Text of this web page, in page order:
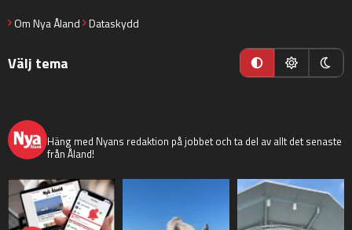
Om Nya Åland Dataskydd
Välj tema
Häng med Nyans redaktion på jobbet och ta del av allt det senaste
från Åland!